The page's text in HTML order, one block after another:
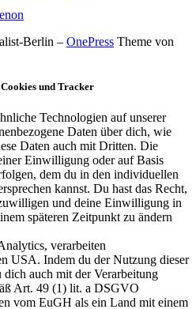
Berlin – OnePress Theme von
und Tracker
Technologien auf unserer
Daten über dich, wie
Daten auch mit Dritten. Die
Einwilligung oder auf Basis
dem du in den individuellen
kannst. Du hast das Recht,
und deine Einwilligung in
späteren Zeitpunkt zu ändern
verarbeiten
USA. Indem du der Nutzung dieser
dich auch mit der Verarbeitung
Art. 49 (1) lit. a DSGVO
vom EuGH als ein Land mit einem